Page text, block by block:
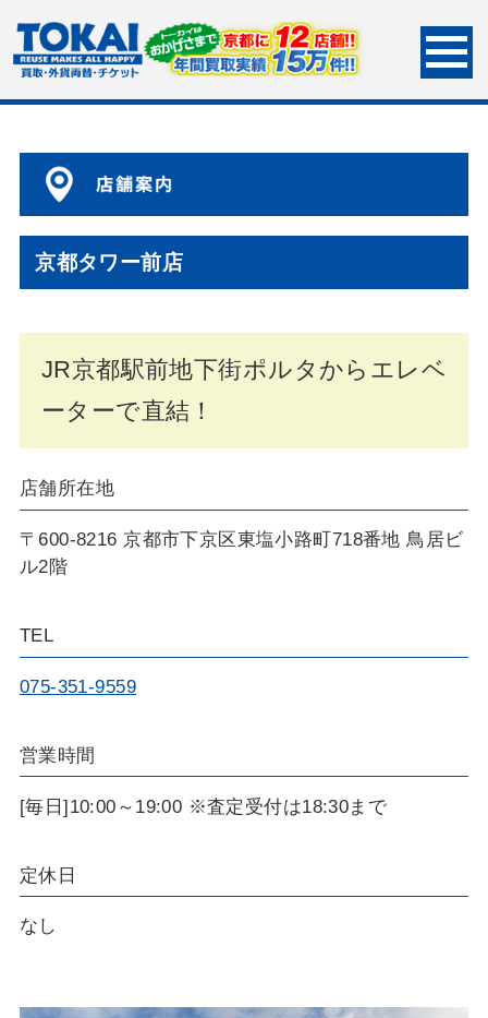
HOME ショップ案内 京都タワー前店
京都タワー前店
JR京都駅前地下街ポルタからエレベ
ーターで直結！
店舗所在地
〒600-8216 京都市下京区東塩小路町718番地 鳥居ビ
ル2階
TEL
075-351-9559
営業時間
[毎日]10:00～19:00 ※査定受付は18:30まで
定休日
なし